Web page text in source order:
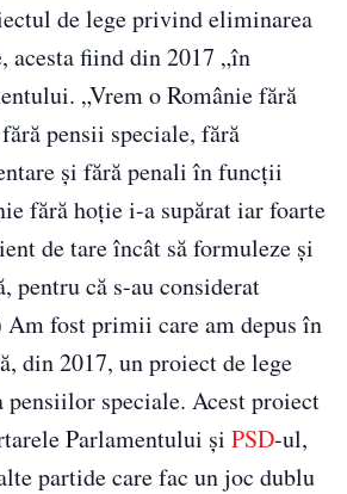
de lege privind eliminarea
acesta fiind din 2017 „în
„Vrem o Românie fără
pensii speciale, fără
şi fără penali în funcţii
fără hoţie i-a supărat iar foarte
de tare încât să formuleze şi
pentru că s-au considerat
fost primii care am depus în
din 2017, un proiect de lege
speciale. Acest proiect
Parlamentului şi PSD-ul,
partide care fac un joc dublu